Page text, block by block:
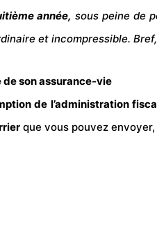
année, sous peine de
et incompressible.
de son assurance-vie
de l’administration
que vous pouvez